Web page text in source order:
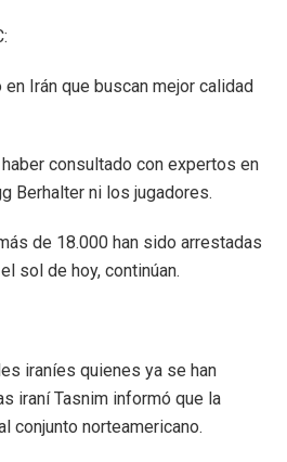
Irán que buscan mejor calidad
consultado con expertos en
Berhalter ni los jugadores.
de 18.000 han sido arrestadas
sol de hoy, continúan.
iraníes quienes ya se han
iraní Tasnim informó que la
conjunto norteamericano.